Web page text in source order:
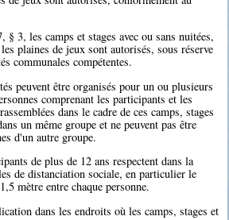
3, les camps et stages avec ou sans nuitées,
plaines de jeux sont autorisés, sous réserve
communales compétentes.
peuvent être organisés pour un ou plusieurs
comprenant les participants et les
dans le cadre de ces camps, stages
un même groupe et ne peuvent pas être
d'un autre groupe.
de plus de 12 ans respectent dans la
de distanciation sociale, en particulier le
mètre entre chaque personne.
dans les endroits où les camps, stages et